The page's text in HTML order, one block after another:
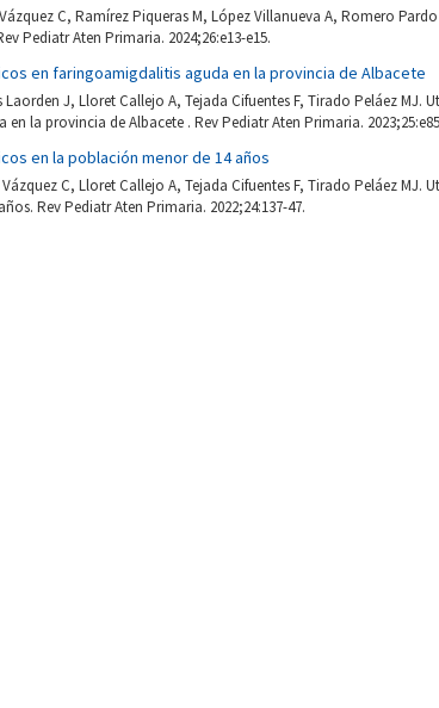
C, Ramírez Piqueras M, López Villanueva A, Romero
Pediatr Aten Primaria. 2024;26:e13-e15.
en faringoamigdalitis aguda en la provincia de Albacete
Laorden J, Lloret Callejo A, Tejada Cifuentes F, Tirado Peláez MJ.
la provincia de Albacete . Rev Pediatr Aten Primaria.
en la población menor de 14 años
C, Lloret Callejo A, Tejada Cifuentes F, Tirado Peláez MJ.
Rev Pediatr Aten Primaria. 2022;24:137-47.